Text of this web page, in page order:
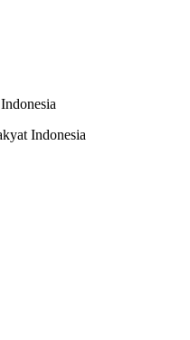
Indonesia